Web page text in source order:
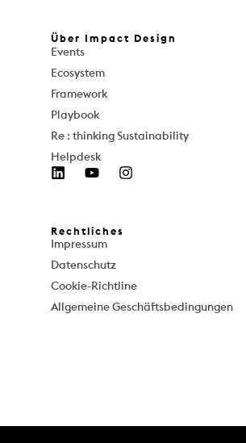
Über Impact Design
Events
Ecosystem
Framework
Playbook
Re : thinking Sustainability
Helpdesk
Rechtliches
Impressum
Datenschutz
Cookie-Richtline
Allgemeine Geschäftsbedingungen